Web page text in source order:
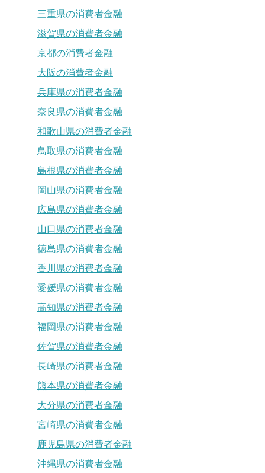
三重県の消費者金融
滋賀県の消費者金融
京都の消費者金融
大阪の消費者金融
兵庫県の消費者金融
奈良県の消費者金融
和歌山県の消費者金融
鳥取県の消費者金融
島根県の消費者金融
岡山県の消費者金融
広島県の消費者金融
山口県の消費者金融
徳島県の消費者金融
香川県の消費者金融
愛媛県の消費者金融
高知県の消費者金融
福岡県の消費者金融
佐賀県の消費者金融
長崎県の消費者金融
熊本県の消費者金融
大分県の消費者金融
宮崎県の消費者金融
鹿児島県の消費者金融
沖縄県の消費者金融